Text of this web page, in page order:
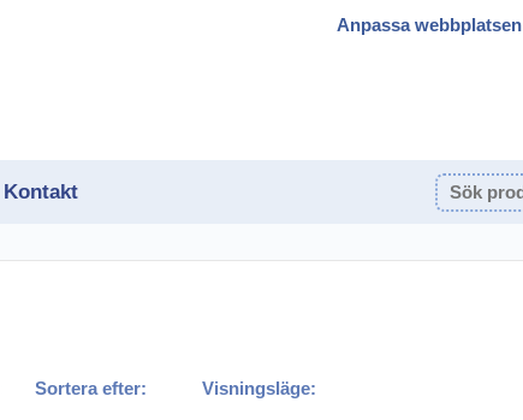
Anpassa webbplatsen
Kontakt
Sortera efter: Visningsläge: